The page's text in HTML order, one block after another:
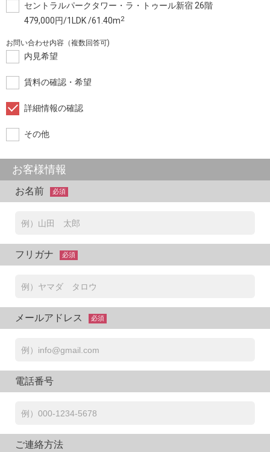
セントラルパークタワー・ラ・トゥール新宿 26階
479,000円/1LDK /61.40m2
お問い合わせ内容（複数回答可)
内見希望
賃料の確認・希望
詳細情報の確認
その他
お客様情報
お名前 必須
フリガナ 必須
メールアドレス 必須
電話番号
ご連絡方法